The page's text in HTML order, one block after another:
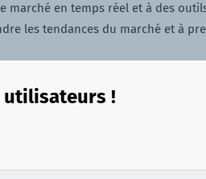
marché en temps réel et à des
les tendances du marché et à
utilisateurs !